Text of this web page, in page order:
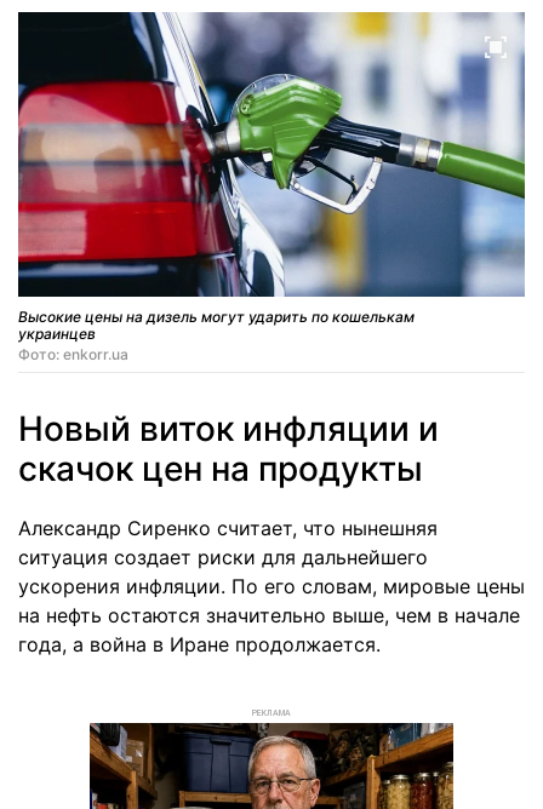
Высокие цены на дизель могут ударить по кошелькам
украинцев
Фото: enkorr.ua
Новый виток инфляции и
скачок цен на продукты
Александр Сиренко считает, что нынешняя
ситуация создает риски для дальнейшего
ускорения инфляции. По его словам, мировые цены
на нефть остаются значительно выше, чем в начале
года, а война в Иране продолжается.
РЕКЛАМА